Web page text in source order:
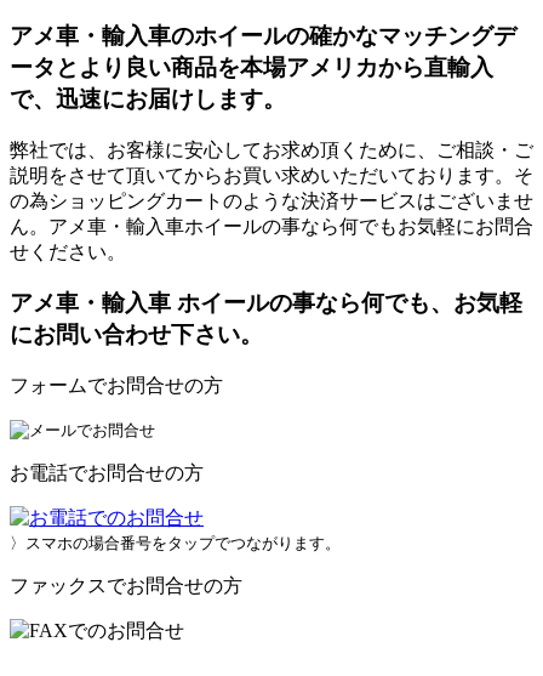
アメ車・輸入車のホイールの確かなマッチングデ
ータとより良い商品を本場アメリカから直輸入
で、迅速にお届けします。
弊社では、お客様に安心してお求め頂くために、ご相談・ご
説明をさせて頂いてからお買い求めいただいております。そ
の為ショッピングカートのような決済サービスはございませ
ん。アメ車・輸入車ホイールの事なら何でもお気軽にお問合
せください。
アメ車・輸入車 ホイールの事なら何でも、お気軽
にお問い合わせ下さい。
フォームでお問合せの方
お電話でお問合せの方
〉スマホの場合番号をタップでつながります。
ファックスでお問合せの方